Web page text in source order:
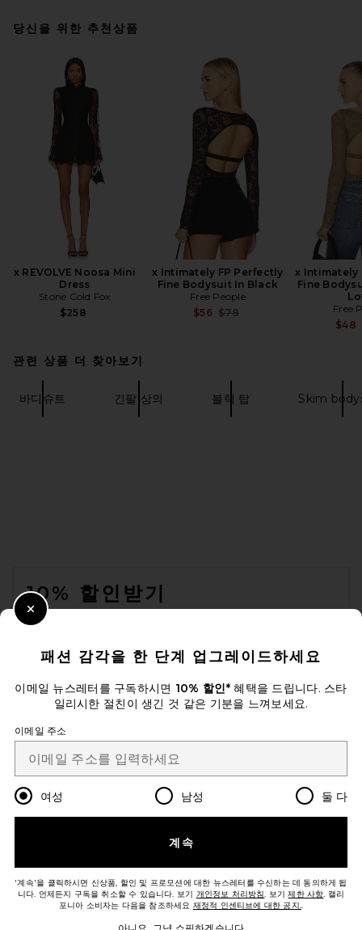
당신을 위한 추천상품
x REVOLVE Noosa Mini
Dress
Stone Cold Fox
$258
x Intimately FP Perfectly
Fine Bodysuit In Black
Free People
$56 Previous price:
$78
x Intimately
Fine
Free
$48
관련 상품 더 찾아보기
바디슈트 긴팔 상의 블랙 탑 Skim
10% 할인받기
이메일을 제출하여 뉴스레터를 구독하실 수 있습니다. 언제든지 수신 거
Email Address
Sign Up
Change Country Regions
개선에 도움을 주세요!
고객센터
패션 감각을 한 단계 업그레이드하세요
이메일 뉴스레터를 구독하시면 10% 할인*혜택을 드립니다. 스타
일리시한 절친이 생긴 것 같은 기분을 느껴보세요.
이메일 주소
여성 남성 둘 다
계속
'계속'을 클릭하시면 신상품, 할인 및 프로모션에 대한 뉴스레터를 수신하는 데 동의하게 됩
니다. 언제든지 구독을 취소할 수 있습니다. 보기 개인정보 처리방침. 보기제한 사항. 캘리
포니아 소비자는 다음을 참조하세요 재정적 인센티브에 대한 공지..
Close Modal